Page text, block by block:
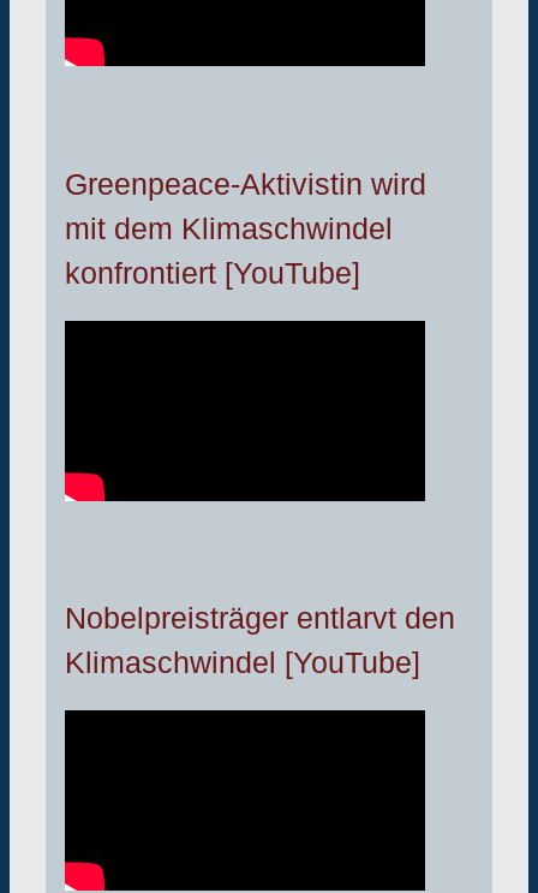
Greenpeace-Aktivistin wird
mit dem Klimaschwindel
konfrontiert [YouTube]
Nobelpreisträger entlarvt den
Klimaschwindel [YouTube]